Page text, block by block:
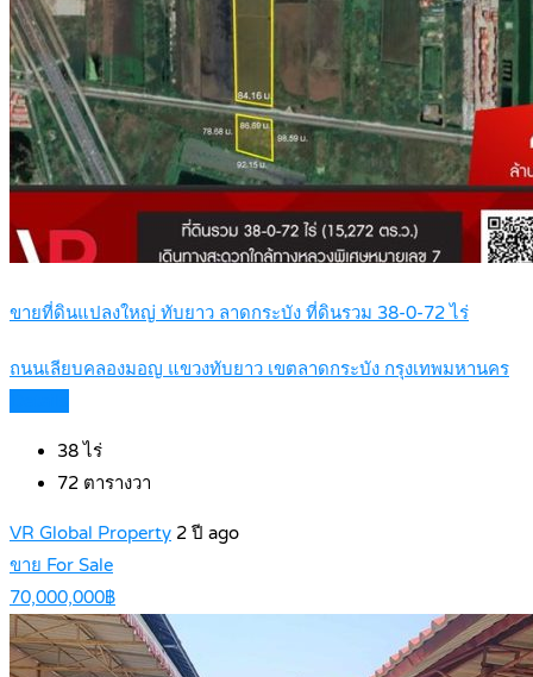
ขายที่ดินแปลงใหญ่ ทับยาว ลาดกระบัง ที่ดินรวม 38-0-72 ไร่
ถนนเลียบคลองมอญ แขวงทับยาว เขตลาดกระบัง กรุงเทพมหานคร
38ไร่
72 ตารางวา
VR Global Property 2 ปี ago
ขาย For Sale
70,000,000฿